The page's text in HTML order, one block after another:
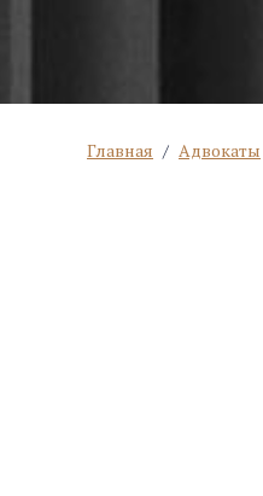
Главная / Адвокаты